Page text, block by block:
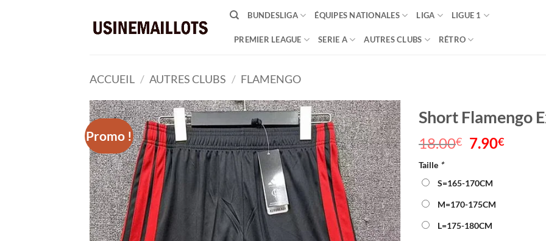
BUNDESLIGA ÉQUIPES NATIONALES LIGA LIGUE 1
PREMIER LEAGUE SERIE A AUTRES CLUBS RÉTRO
ACCUEIL / AUTRES CLUBS / FLAMENGO
Promo !
Short Flamengo
18.00€ Le
était :
18.00€.
7.90€
Taille *
S=165-170CM
M=170-175CM
L=175-180CM